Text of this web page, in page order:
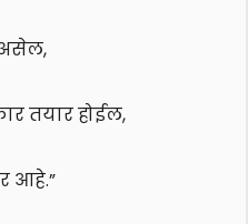
असेल,
तयार होईल,
आहे.”